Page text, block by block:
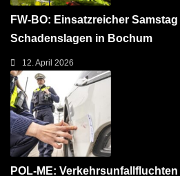
FW-BO: Einsatzreicher
Schadenslagen in Bochum
12. April 2026
POL-ME: